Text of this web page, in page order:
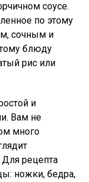
соусе.
по этому
сочным и
блюду
рис или
и
Вам не
много
рецепта
ножки, бедра,